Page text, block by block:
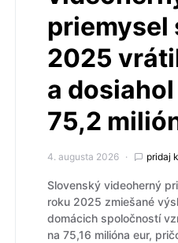
priemysel
2025
a
75,2
4. augusta 2026 pridaj
Slovenský videoherný
roku 2025 zmiešané
domácich spoločností
na 75,16 milióna eur,